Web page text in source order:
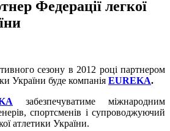
Федерації легкої
сезону в 2012 році партнером
України буде компанія EUREKA.
забезпечуватиме міжнародним
спортсменів і супроводжуючий
атлетики України.